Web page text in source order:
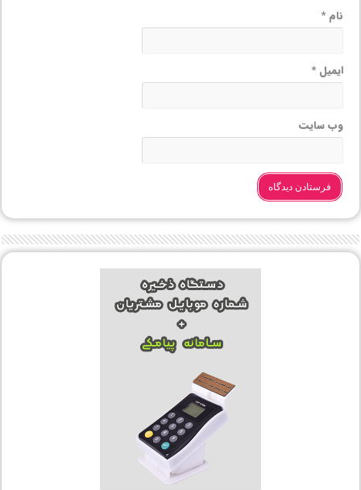
نام*
ایمیل*
وب‌ سایت